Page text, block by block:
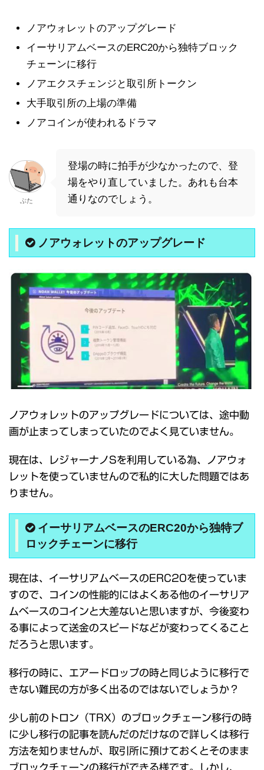
ノアウォレットのアップグレード
イーサリアムベースのERC20から独特ブロック
チェーンに移行
ノアエクスチェンジと取引所トークン
大手取引所の上場の準備
ノアコインが使われるドラマ
ぶた
登場の時に拍手が少なかったので、登
場をやり直していました。あれも台本
通りなのでしょう。
ノアウォレットのアップグレード
ノアウォレットのアップグレードについては、途中動
画が止まってしまっていたのでよく見ていません。
現在は、レジャーナノSを利用している為、ノアウォ
レットを使っていませんので私的に大した問題ではあ
りません。
イーサリアムベースのERC20から独特ブ
ロックチェーンに移行
現在は、イーサリアムベースのERC20を使っていま
すので、コインの性能的にはよくある他のイーサリア
ムベースのコインと大差ないと思いますが、今後変わ
る事によって送金のスピードなどが変わってくること
だろうと思います。
移行の時に、エアードロップの時と同じように移行で
きない難民の方が多く出るのではないでしょうか？
少し前のトロン（TRX）のブロックチェーン移行の時
に少し移行の記事を読んだのだけなので詳しくは移行
方法を知りませんが、取引所に預けておくとそのまま
ブロックチェーンの移行ができる様です。しかし、